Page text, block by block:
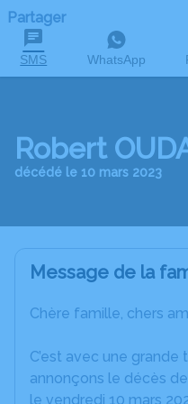
Partager
SMS WhatsApp
Robert
décédé le 10 mars 2023
Message de la
Chère famille, chers
C’est avec une
annonçons le décès
le vendredi 10 mars